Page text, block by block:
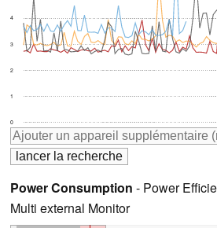
0
1
2
3
4
Power Consumption - Power
Multi external Monitor